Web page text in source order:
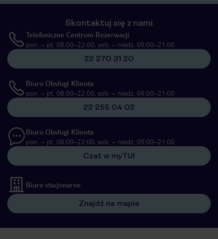
Skontaktuj się z nami
Telefoniczne Centrum Rezerwacji
pon. – pt. 08:00–22:00, sob. – niedz. 09:00–21:00
22 270 31 20
Biuro Obsługi Klienta
pon. – pt. 08:00–22:00, sob. – niedz. 09:00–21:00
22 255 04 02
Biuro Obsługi Klienta
pon. – pt. 08:00–22:00, sob. – niedz. 09:00–21:00
Czat w myTUI
Biura stacjonarne
Znajdź na mapie